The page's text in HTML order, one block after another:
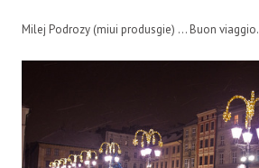
Milej Podrozy (miui produsgie) … Buon viaggio.